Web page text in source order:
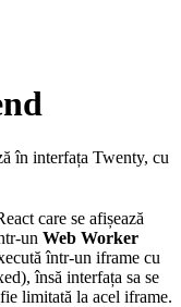
în interfața Twenty, cu
care se afișează
un Web Worker
într-un iframe cu
însă interfața sa se
limitată la acel iframe.